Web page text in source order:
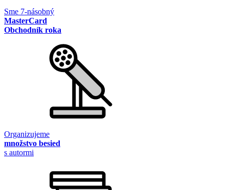
Sme 7-násobný
MasterCard
Obchodník roka
Organizujeme
množstvo besied
s autormi